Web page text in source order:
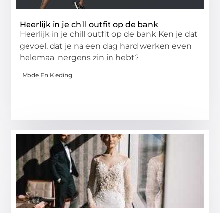
Heerlijk in je chill outfit op de bank
Heerlijk in je chill outfit op de bank Ken je dat
gevoel, dat je na een dag hard werken even
helemaal nergens zin in hebt?
Mode En Kleding